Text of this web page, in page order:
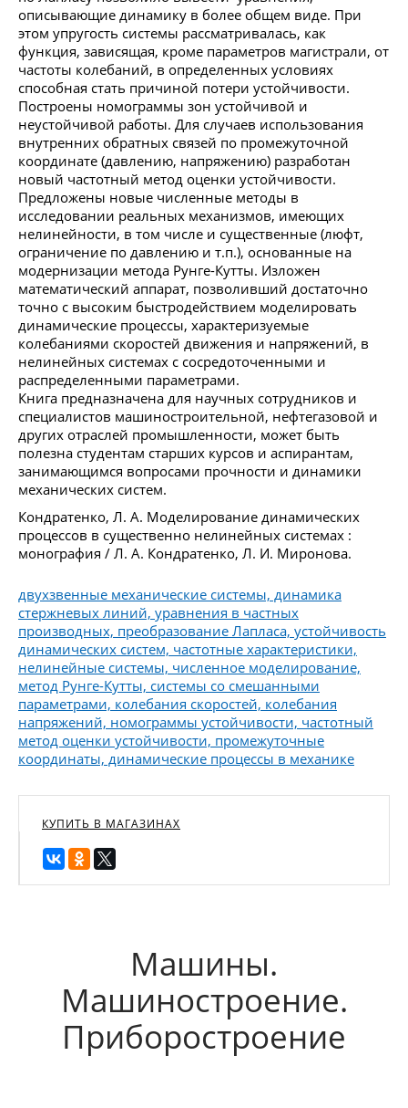
описывающие динамику в более общем виде. При
этом упругость системы рассматривалась, как
функция, зависящая, кроме параметров магистрали, от
частоты колебаний, в определенных условиях
способная стать причиной потери устойчивости.
Построены номограммы зон устойчивой и
неустойчивой работы. Для случаев использования
внутренних обратных связей по промежуточной
координате (давлению, напряжению) разработан
новый частотный метод оценки устойчивости.
Предложены новые численные методы в
исследовании реальных механизмов, имеющих
нелинейности, в том числе и существенные (люфт,
ограничение по давлению и т.п.), основанные на
модернизации метода Рунге-Кутты. Изложен
математический аппарат, позволивший достаточно
точно с высоким быстродействием моделировать
динамические процессы, характеризуемые
колебаниями скоростей движения и напряжений, в
нелинейных системах с сосредоточенными и
распределенными параметрами.
Книга предназначена для научных сотрудников и
специалистов машиностроительной, нефтегазовой и
других отраслей промышленности, может быть
полезна студентам старших курсов и аспирантам,
занимающимся вопросами прочности и динамики
механических систем.
Кондратенко, Л. А. Моделирование динамических
процессов в существенно нелинейных системах :
монография / Л. А. Кондратенко, Л. И. Миронова.
двухзвенные механические системы, динамика
стержневых линий, уравнения в частных
производных, преобразование Лапласа, устойчивость
динамических систем, частотные характеристики,
нелинейные системы, численное моделирование,
метод Рунге-Кутты, системы со смешанными
параметрами, колебания скоростей, колебания
напряжений, номограммы устойчивости, частотный
метод оценки устойчивости, промежуточные
координаты, динамические процессы в механике
КУПИТЬ В МАГАЗИНАХ
Машины.
Машиностроение.
Приборостроение